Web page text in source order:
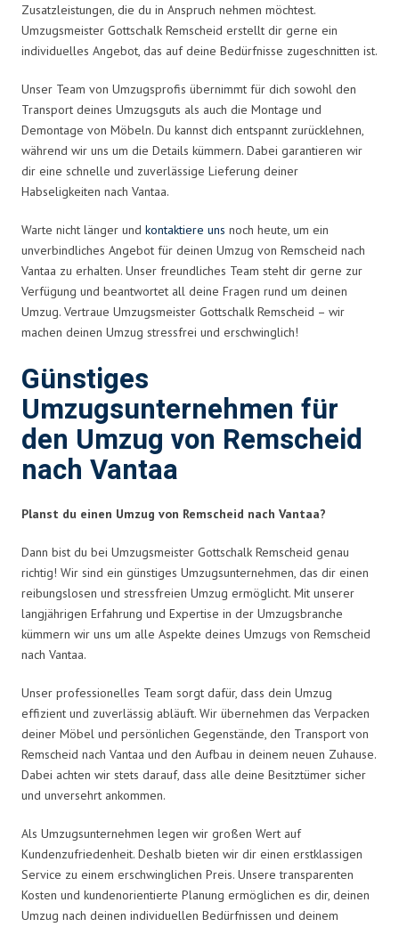
Zusatzleistungen, die du in Anspruch nehmen möchtest.
Umzugsmeister Gottschalk Remscheid erstellt dir gerne ein
individuelles Angebot, das auf deine Bedürfnisse zugeschnitten ist.
Unser Team von Umzugsprofis übernimmt für dich sowohl den
Transport deines Umzugsguts als auch die Montage und
Demontage von Möbeln. Du kannst dich entspannt zurücklehnen,
während wir uns um die Details kümmern. Dabei garantieren wir
dir eine schnelle und zuverlässige Lieferung deiner
Habseligkeiten nach Vantaa.
Warte nicht länger und kontaktiere uns noch heute, um ein
unverbindliches Angebot für deinen Umzug von Remscheid nach
Vantaa zu erhalten. Unser freundliches Team steht dir gerne zur
Verfügung und beantwortet all deine Fragen rund um deinen
Umzug. Vertraue Umzugsmeister Gottschalk Remscheid – wir
machen deinen Umzug stressfrei und erschwinglich!
Günstiges
Umzugsunternehmen für
den Umzug von Remscheid
nach Vantaa
Planst du einen Umzug von Remscheid nach Vantaa?
Dann bist du bei Umzugsmeister Gottschalk Remscheid genau
richtig! Wir sind ein günstiges Umzugsunternehmen, das dir einen
reibungslosen und stressfreien Umzug ermöglicht. Mit unserer
langjährigen Erfahrung und Expertise in der Umzugsbranche
kümmern wir uns um alle Aspekte deines Umzugs von Remscheid
nach Vantaa.
Unser professionelles Team sorgt dafür, dass dein Umzug
effizient und zuverlässig abläuft. Wir übernehmen das Verpacken
deiner Möbel und persönlichen Gegenstände, den Transport von
Remscheid nach Vantaa und den Aufbau in deinem neuen Zuhause.
Dabei achten wir stets darauf, dass alle deine Besitztümer sicher
und unversehrt ankommen.
Als Umzugsunternehmen legen wir großen Wert auf
Kundenzufriedenheit. Deshalb bieten wir dir einen erstklassigen
Service zu einem erschwinglichen Preis. Unsere transparenten
Kosten und kundenorientierte Planung ermöglichen es dir, deinen
Umzug nach deinen individuellen Bedürfnissen und deinem